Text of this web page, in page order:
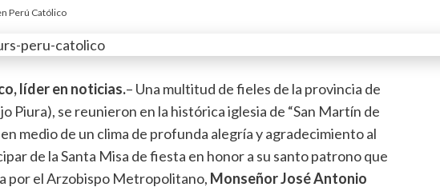
Perú Católico
líder en noticias.– Una multitud de fieles de la provincia de
Piura), se reunieron en la histórica iglesia de “San Martín de
en medio de un clima de profunda alegría y agradecimiento al
de la Santa Misa de fiesta en honor a su santo patrono que
por el Arzobispo Metropolitano, Monseñor José Antonio